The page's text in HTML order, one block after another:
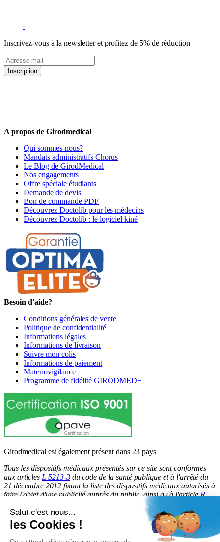
Inscrivez-vous à la newsletter et profitez de 5% de réduction
Inscription
A propos de Girodmedical
Qui sommes-nous?
Mandats administratifs Chorus
Le Blog de GirodMedical
Nos engagements
Offre spéciale étudiants
Demande de devis
Bon de commande PDF
Découvrez Doctolib pour les médecins
Découvrez Doctolib : le logiciel kiné
Besoin d'aide?
Conditions générales de vente
Politique de confidentialité
Informations légales
Informations de livraison
Suivre mon colis
Informations de paiement
Materiovigilance
Programme de fidélité GIRODMED+
Girodmedical est également présent dans 23 pays
Tous les dispositifs médicaux présentés sur ce site sont conformes
aux articles L 5213-3 du code de la santé publique et à l'arrêté du
21 décembre 2012 fixant la liste des dispositifs médicaux autorisés à
faire l'objet d'une publicité auprès du public, ainsi qu'à l'articleR
du code de la santé publique. Par conséquent, ils peuvent
être légalement promus et rendus accessibles au public.
© 2026 Girodmedical. Tous droits réservés.
Salut c'est nous...
les Cookies !